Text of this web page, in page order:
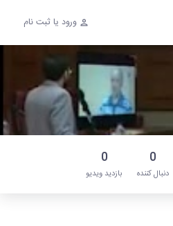
ورود یا ثبت نام
0
دنبال‌ کننده
0
بازدید ویدیو